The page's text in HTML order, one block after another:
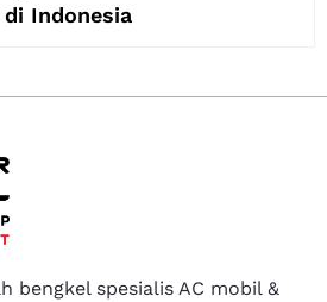
di Indonesia
bengkel spesialis AC mobil &